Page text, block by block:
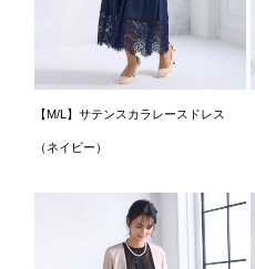
【M/L】サテンスカラレースドレス
（ネイビー）